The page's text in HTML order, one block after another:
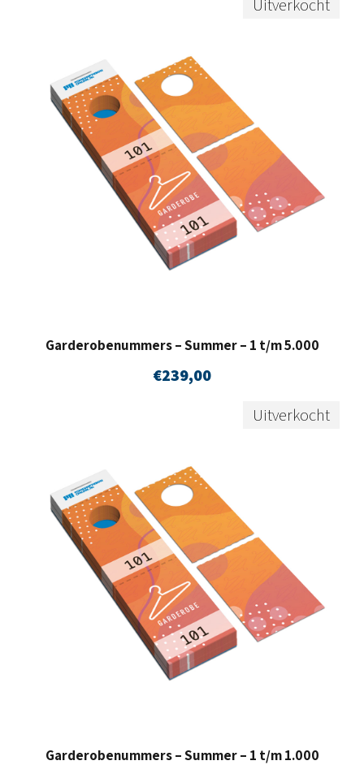
Uitverkocht
Garderobenummers – Summer – 1 t/m 5.000
€239,00
Uitverkocht
Garderobenummers – Summer – 1 t/m 1.000